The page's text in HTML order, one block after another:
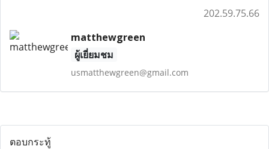
202.59.75.66
matthewgreen
ผู้เยี่ยมชม
usmatthewgreen@gmail.com
ตอบกระทู้